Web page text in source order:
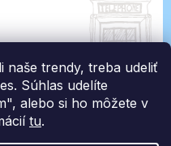
naše trendy, treba udeliť
Súhlas udelíte
alebo si ho môžete v
tu.